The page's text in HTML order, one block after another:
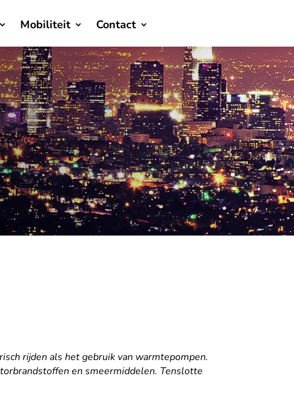
Mobiliteit Contact
rijden als het gebruik van warmtepompen.
en smeermiddelen. Tenslotte